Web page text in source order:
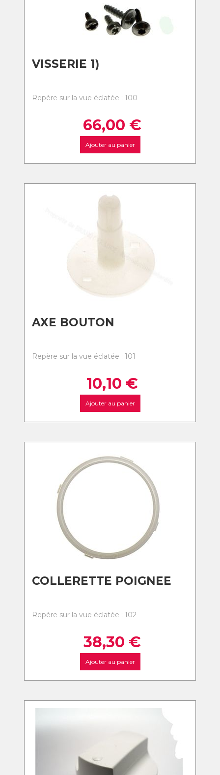
VISSERIE 1)
Repère sur la vue éclatée : 100
66,00 €
Ajouter au panier
AXE BOUTON
Repère sur la vue éclatée : 101
10,10 €
Ajouter au panier
COLLERETTE POIGNEE
Repère sur la vue éclatée : 102
38,30 €
Ajouter au panier